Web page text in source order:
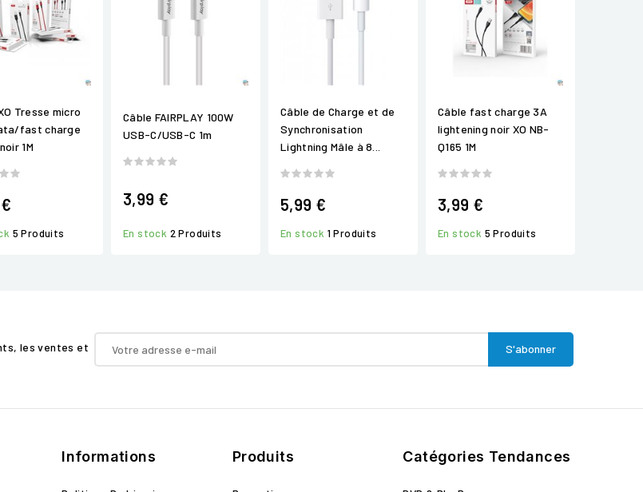
Tresse micro
fast charge
1M
5 Produits
Câble FAIRPLAY 100W
USB-C/USB-C 1m
3,99 €
En stock 2 Produits
Câble de Charge et de
Synchronisation
Lightning Mâle à 8...
5,99 €
En stock 1 Produits
Câble fast charge 3A
lightening noir XO NB-
Q165 1M
3,99 €
En stock 5 Produits
les ventes et
Informations Produits Catégories Tendances